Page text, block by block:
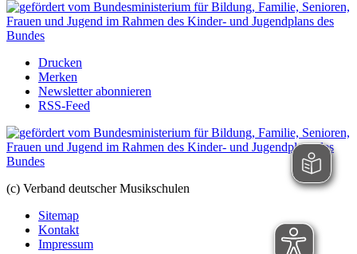
Drucken
Merken
Newsletter abonnieren
RSS-Feed
(c) Verband deutscher Musikschulen
Sitemap
Kontakt
Impressum